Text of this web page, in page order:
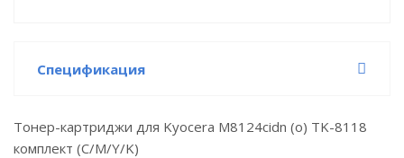
Спецификация
Тонер-картриджи для Kyocera M8124cidn (o) TK-8118
комплект (C/M/Y/K)